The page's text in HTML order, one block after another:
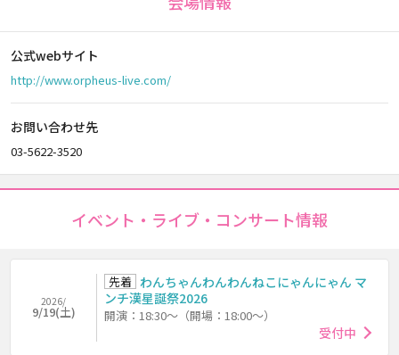
公式webサイト
http://www.orpheus-live.com/
お問い合わせ先
03-5622-3520
イベント・ライブ・コンサート情報
2026/
9/19(土)
先着 わんちゃんわんわんねこにゃんにゃん マ
ンチ漢星誕祭2026
開演：18:30～（開場：18:00～）
受付中